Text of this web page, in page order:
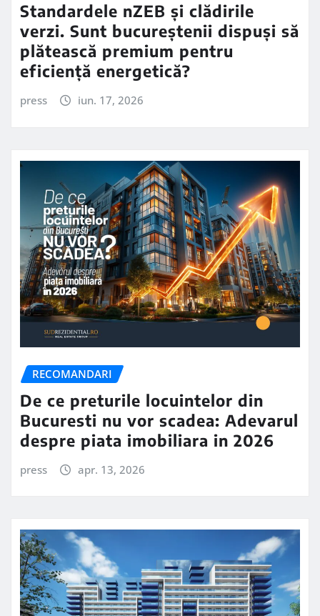
Standardele nZEB și clădirile
verzi. Sunt bucureștenii dispuși să
plătească premium pentru
eficiență energetică?
press iun. 17, 2026
RECOMANDARI
De ce preturile locuintelor din
Bucuresti nu vor scadea: Adevarul
despre piata imobiliara in 2026
press apr. 13, 2026